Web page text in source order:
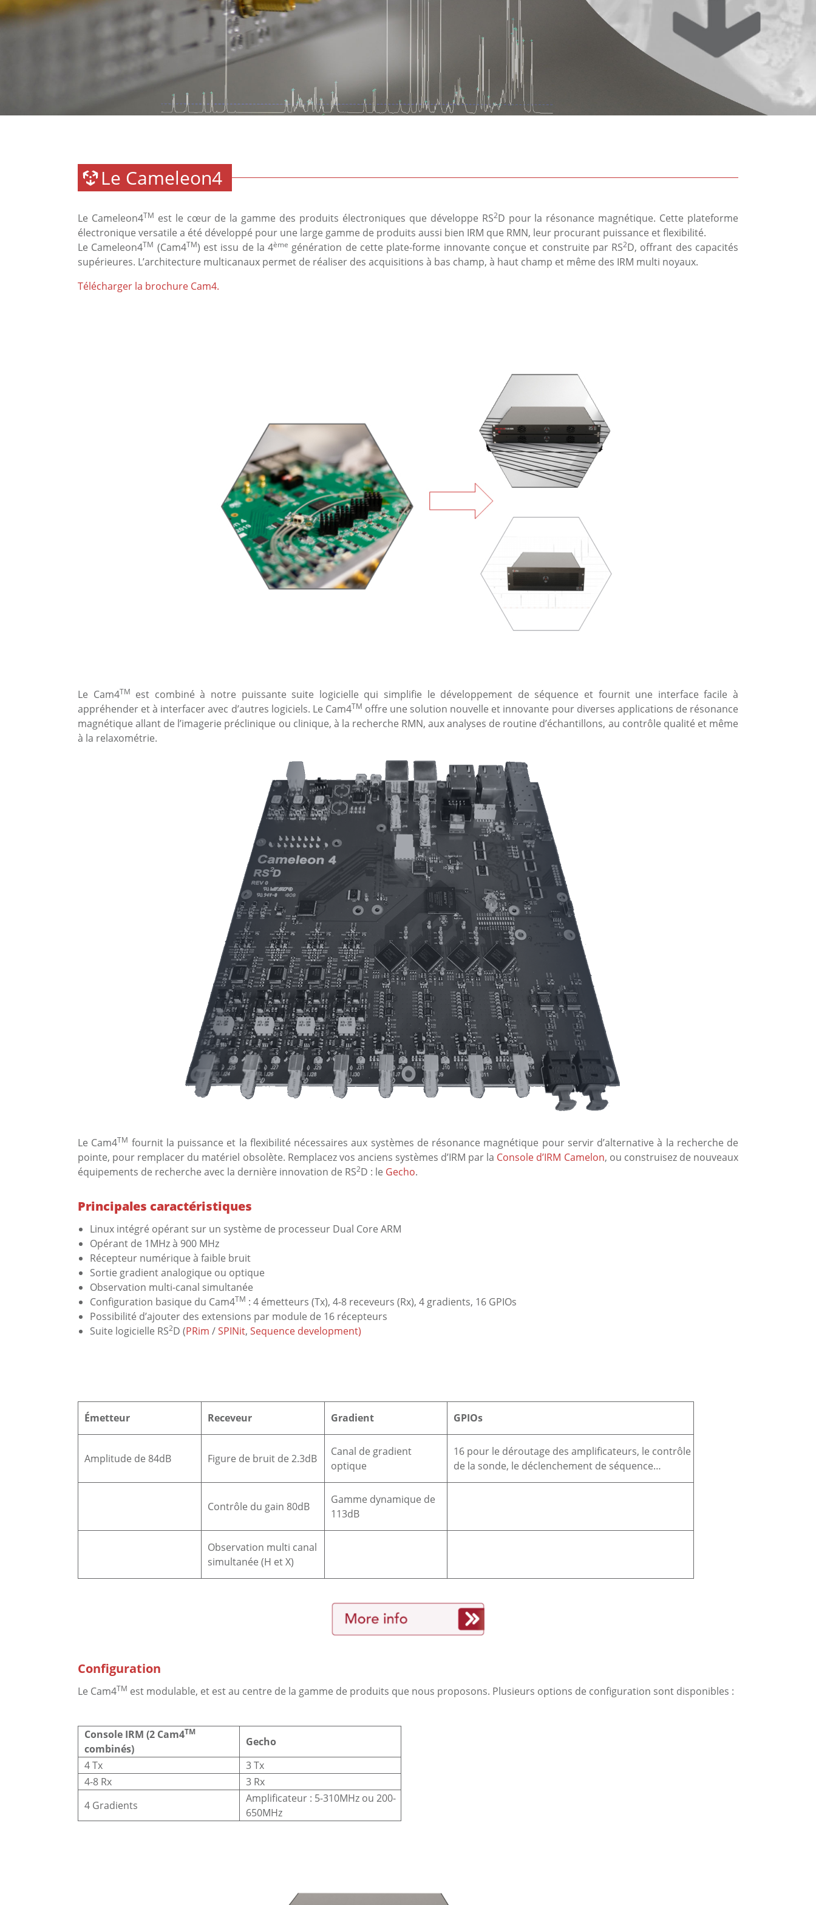
Le Cameleon4
Le Cameleon4TM est le cœur de la gamme des produits électroniques que développe RS2D pour la résonance magnétique. Cette plateforme
électronique versatile a été développé pour une large gamme de produits aussi bien IRM que RMN, leur procurant puissance et flexibilité.
Le Cameleon4TM (Cam4TM) est issu de la 4ème génération de cette plate-forme innovante conçue et construite par RS2D, offrant des capacités
supérieures. L’architecture multicanaux permet de réaliser des acquisitions à bas champ, à haut champ et même des IRM multi noyaux.
Télécharger la brochure Cam4.
Le Cam4TM est combiné à notre puissante suite logicielle qui simplifie le développement de séquence et fournit une interface facile à
appréhender et à interfacer avec d’autres logiciels. Le Cam4TM offre une solution nouvelle et innovante pour diverses applications de résonance
magnétique allant de l’imagerie préclinique ou clinique, à la recherche RMN, aux analyses de routine d’échantillons, au contrôle qualité et même
à la relaxométrie.
​Le Cam4TM fournit la puissance et la flexibilité nécessaires aux systèmes de résonance magnétique pour servir d’alternative à la recherche de
pointe, pour remplacer du matériel obsolète. Remplacez vos anciens systèmes d’IRM par la Console d’IRM Camelon, ou construisez de nouveaux
équipements de recherche avec la dernière innovation de RS2D : le Gecho.
Principales caractéristiques
Linux intégré opérant sur un système de processeur Dual Core ARM
Opérant de 1MHz à 900 MHz
Récepteur numérique à faible bruit
Sortie gradient analogique ou optique
Observation multi-canal simultanée
Configuration basique du Cam4TM : 4 émetteurs (Tx), 4-8 receveurs (Rx), 4 gradients, 16 GPIOs
Possibilité d’ajouter des extensions par module de 16 récepteurs
Suite logicielle RS2D (PRim /SPINit, Sequence development)
Émetteur Receveur Gradient GPIOs
Amplitude de 84dB Figure de bruit de 2.3dB
Canal de gradient
optique
16 pour le déroutage des amplificateurs, le contrôle
de la sonde, le déclenchement de séquence…
Contrôle du gain 80dB
Gamme dynamique de
113dB
Observation multi canal
simultanée (H et X)
Configuration
Le Cam4TM est modulable, et est au centre de la gamme de produits que nous proposons. Plusieurs options de configuration sont disponibles :
Console IRM (2 Cam4TM
combinés)
Gecho
4 Tx
3 Tx
4-8 Rx
3 Rx
4 Gradients
Amplificateur : 5-310MHz ou 200-
650MHz